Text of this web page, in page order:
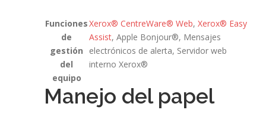
Funciones
de
gestión
del
equipo
Xerox® CentreWare® Web, Xerox® Easy
Assist, Apple Bonjour®, Mensajes
electrónicos de alerta, Servidor web
interno Xerox®
Manejo del papel